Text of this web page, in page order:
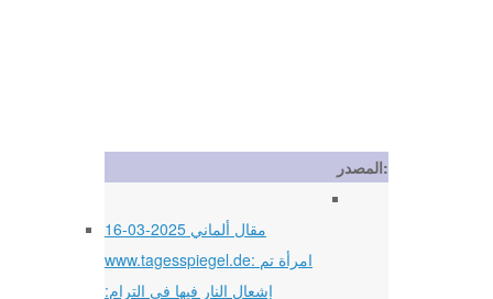
المصدر:
16-03-2025 مقال ألماني
www.tagesspiegel.de: امرأة تم
إشعال النار فيها في الترام: